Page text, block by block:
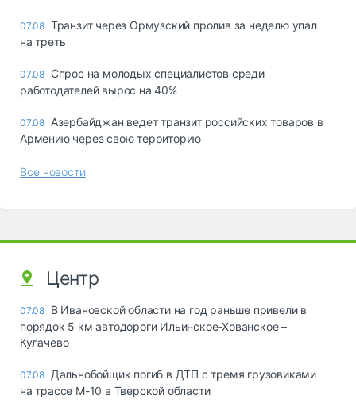
07.08 Транзит через Ормузский пролив за неделю упал
на треть
07.08 Спрос на молодых специалистов среди
работодателей вырос на 40%
07.08 Азербайджан ведет транзит российских товаров в
Армению через свою территорию
Все новости
Центр
07.08 В Ивановской области на год раньше привели в
порядок 5 км автодороги Ильинское-Хованское –
Кулачево
07.08 Дальнобойщик погиб в ДТП с тремя грузовиками
на трассе М-10 в Тверской области